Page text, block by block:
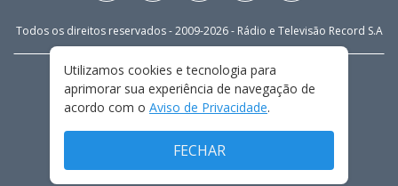
Todos os direitos reservados - 2009-2026- Rádio e Televisão Record S.A
FALE CONOSCO
PRIVACIDADE
TERMOS E CONDIÇÕES DE USO
Utilizamos cookies e tecnologia para
aprimorar sua experiência de navegação de
acordo com o Aviso de Privacidade.
FECHAR